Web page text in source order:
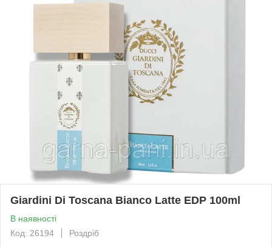
Giardini Di Toscana Bianco Latte EDP 100ml
В наявності
Код: 26194
Роздріб